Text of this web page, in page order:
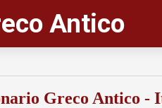
Antico
Greco Antico -